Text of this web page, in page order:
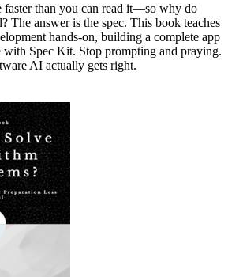
faster than you can read it—so why do
The answer is the spec. This book teaches
hands-on, building a complete app
with Spec Kit. Stop prompting and praying.
AI actually gets right.